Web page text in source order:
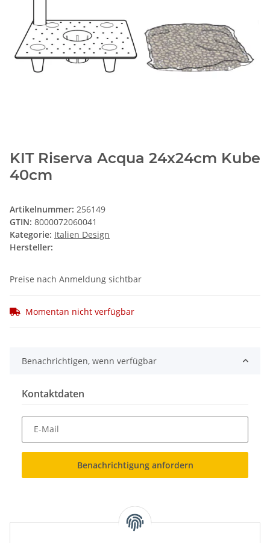
KIT Riserva Acqua 24x24cm Kube
40cm
Artikelnummer: 256149
GTIN: 8000072060041
Kategorie: Italien Design
Hersteller:
Preise nach Anmeldung sichtbar
Momentan nicht verfügbar
Benachrichtigen, wenn verfügbar
Kontaktdaten
E-Mail
Benachrichtigung anfordern